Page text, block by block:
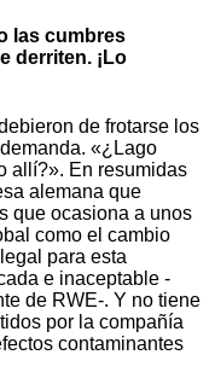
las cumbres
derriten. ¡Lo
de frotarse los
«¿Lago
allí?». En resumidas
alemana que
que ocasiona a unos
como el cambio
para esta
e inaceptable -
de RWE-. Y no tiene
por la compañía
contaminantes